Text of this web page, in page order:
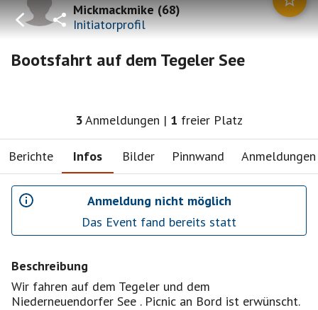
Mickmackmike(68)
Initiatorprofil
Bootsfahrt auf dem Tegeler See
3Anmeldungen | 1 freier Platz
Berichte Infos Bilder Pinnwand Anmeldungen
Anmeldung nicht möglich
Das Event fand bereits statt
Beschreibung
Wir fahren auf dem Tegeler und dem
Niederneuendorfer See . Picnic an Bord ist erwünscht.